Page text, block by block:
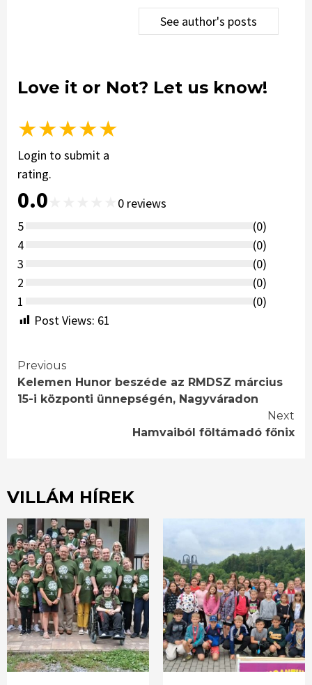
See author's posts
Love it or Not? Let us know!
★★★★★
Login to submit a
rating.
0.0 0 reviews
5
(0)
4
(0)
3
(0)
2
(0)
1
(0)
Post Views: 61
Continue
Reading
Previous
Kelemen Hunor beszéde az RMDSZ március
15-i központi ünnepségén, Nagyváradon
Next
Hamvaiból föltámadó főnix
VILLÁM HÍREK